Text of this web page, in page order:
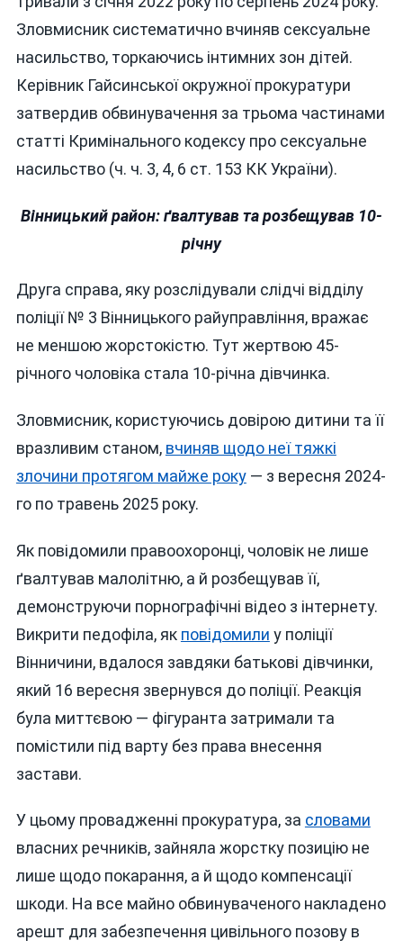
Зловмисник систематично вчиняв сексуальне
насильство, торкаючись інтимних зон дітей.
Керівник Гайсинської окружної прокуратури
затвердив обвинувачення за трьома частинами
статті Кримінального кодексу про сексуальне
насильство (ч. ч. 3, 4, 6 ст. 153 КК України).
Вінницький район: ґвалтував та розбещував 10-
річну
Друга справа, яку розслідували слідчі відділу
поліції № 3 Вінницького райуправління, вражає
не меншою жорстокістю. Тут жертвою 45-
річного чоловіка стала 10-річна дівчинка.
Зловмисник, користуючись довірою дитини та її
вразливим станом, вчиняв щодо неї тяжкі
злочини протягом майже року— з вересня 2024-
го по травень 2025 року.
Як повідомили правоохоронці, чоловік не лише
ґвалтував малолітню, а й розбещував її,
демонструючи порнографічні відео з інтернету.
Викрити педофіла, як повідомили у поліції
Вінничини, вдалося завдяки батькові дівчинки,
який 16 вересня звернувся до поліції. Реакція
була миттєвою — фігуранта затримали та
помістили під варту без права внесення
застави.
У цьому провадженні прокуратура, за словами
власних речників, зайняла жорстку позицію не
лише щодо покарання, а й щодо компенсації
шкоди. На все майно обвинуваченого накладено
арешт для забезпечення цивільного позову в